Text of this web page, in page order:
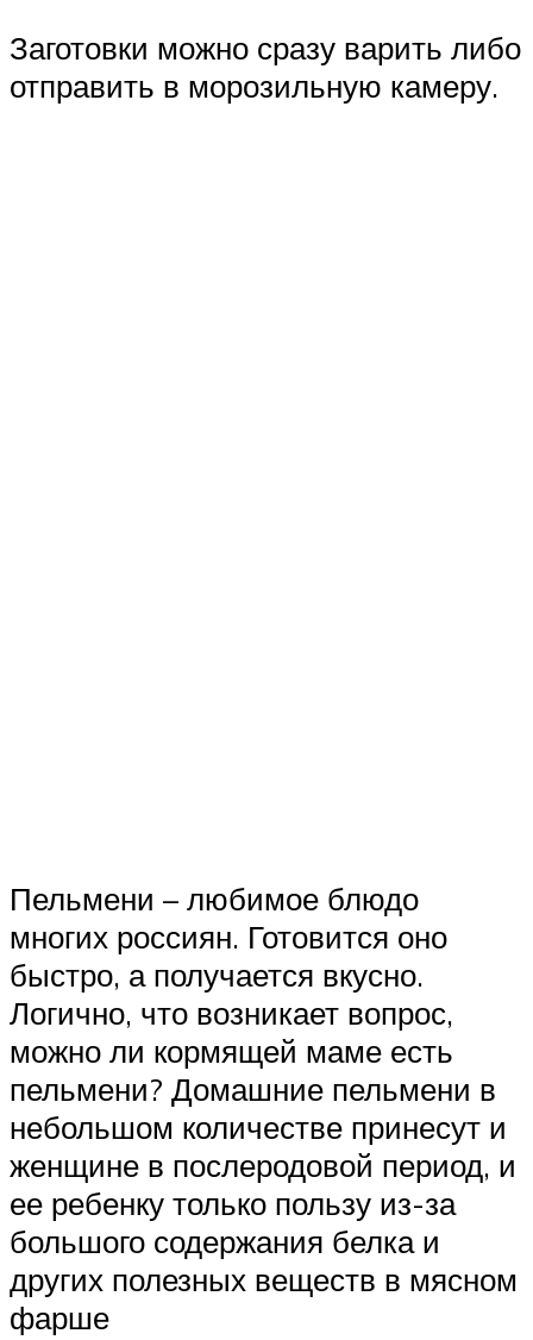
Заготовки можно сразу варить либо
отправить в морозильную камеру.
Пельмени – любимое блюдо
многих россиян. Готовится оно
быстро, а получается вкусно.
Логично, что возникает вопрос,
можно ли кормящей маме есть
пельмени? Домашние пельмени в
небольшом количестве принесут и
женщине в послеродовой период, и
ее ребенку только пользу из-за
большого содержания белка и
других полезных веществ в мясном
фарше